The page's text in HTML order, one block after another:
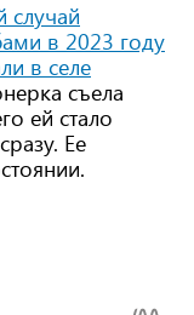
случай
в 2023 году
в селе
съела
ей стало
Ее